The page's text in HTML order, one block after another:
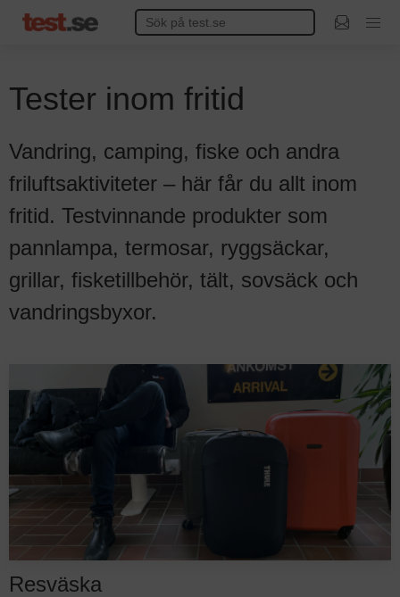
Tester inom fritid
Vandring, camping, fiske och andra
friluftsaktiviteter – här får du allt inom
fritid. Testvinnande produkter som
pannlampa, termosar, ryggsäckar,
grillar, fisketillbehör, tält, sovsäck och
vandringsbyxor.
Resväska